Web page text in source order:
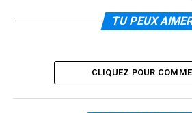
TU PEUX
CLIQUEZ POUR